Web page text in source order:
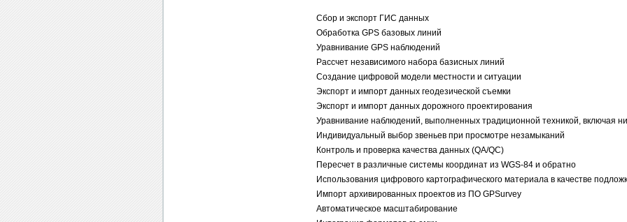
Сбор и экспорт ГИС данных
Обработка GPS базовых линий
Уравнивание GPS наблюдений
Рассчет независимого набора базисных линий
Создание цифровой модели местности и ситуации
Экспорт и импорт данных геодезической съемки
Экспорт и импорт данных дорожного проектирования
Уравнивание наблюдений, выполненных традиционной техникой, включая
Индивидуальный выбор звеньев при просмотре незамыканий
Контроль и проверка качества данных (QA/QC)
Пересчет в различные системы координат из WGS-84 и обратно
Использования цифрового картографического материала в качестве
Импорт архивированных проектов из ПО GPSurvey
Автоматическое масштабирование